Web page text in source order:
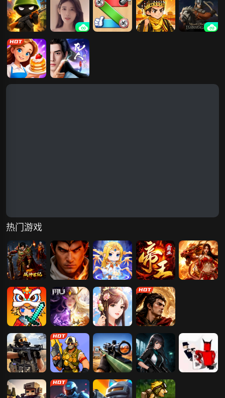
行
我的兄弟我的
团
完蛋！我也能
追到美女了！
我是厨神
凡人修仙传：
热门游戏
战神世纪 刀剑笑之霸刀
灵魂序章-免费
版
帝王霸业
枫叶岛 神兵奇迹 美人传 传奇霸主
吃鸡枪战王者 荒野冲击 狙击手模拟器 末日生存笔记